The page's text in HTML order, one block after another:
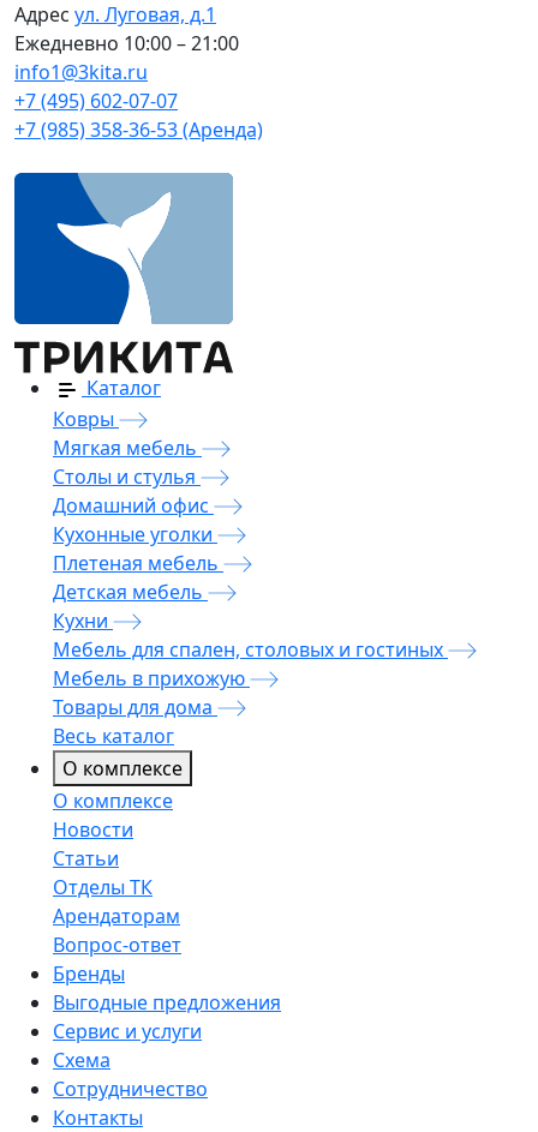
Адрес ул. Луговая, д.1
Ежедневно 10:00 – 21:00
info1@3kita.ru
+7 (495) 602-07-07
+7 (985) 358-36-53 (Аренда)
Каталог
Ковры
Мягкая мебель
Столы и стулья
Домашний офис
Кухонные уголки
Плетеная мебель
Детская мебель
Кухни
Мебель для спален, столовых и гостиных
Мебель в прихожую
Товары для дома
Весь каталог
О комплексе
О комплексе
Новости
Статьи
Отделы ТК
Арендаторам
Вопрос-ответ
Бренды
Выгодные предложения
Сервис и услуги
Схема
Сотрудничество
Контакты